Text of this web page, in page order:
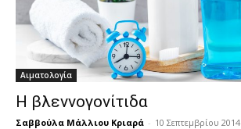
Αιματολογία
Η βλεννογονίτιδα
Σαββούλα Μάλλιου Κριαρά - 10 Σεπτεμβρίου 2014